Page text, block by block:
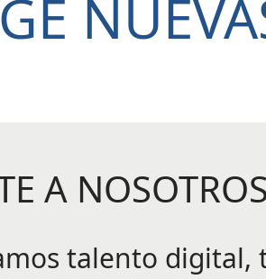
A NOSOTROS
talento digital,